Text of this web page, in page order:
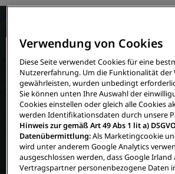
Verwendung von Cookies
Diese Seite verwendet Cookies für eine
Nutzererfahrung. Um die Funktionalität der
gewährleisten, wurden unbedingt
Sie können unten Ihre Auswahl der
Cookies einstellen oder gleich alle Cookies
werden Identifikationsdaten durch unsere
Hinweis zur gemäß Art 49 Abs 1 lit a)
Datenübermittlung:Als Marketingcookie
wird unter anderem Google Analytics
ausgeschlossen werden, dass Google Irland
Vertragspartner personenbezogene Daten